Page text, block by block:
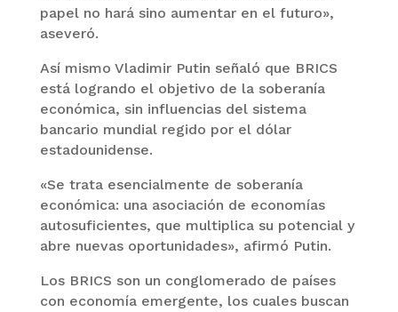
papel no hará sino aumentar en el futuro»,
aseveró.
Así mismo Vladimir Putin señaló que BRICS
está logrando el objetivo de la soberanía
económica, sin influencias del sistema
bancario mundial regido por el dólar
estadounidense.
«Se trata esencialmente de soberanía
económica: una asociación de economías
autosuficientes, que multiplica su potencial y
abre nuevas oportunidades», afirmó Putin.
Los BRICS son un conglomerado de países
con economía emergente, los cuales buscan